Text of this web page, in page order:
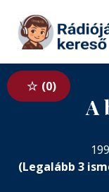
Tovább a
0
A
(Legalább 3